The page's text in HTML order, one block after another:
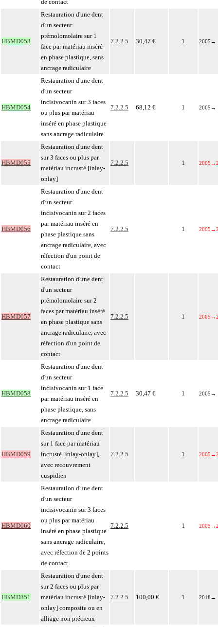
de contact
HBMD053
Restauration d'une dent
d'un secteur
prémolomolaire sur 1
face par matériau inséré
en phase plastique, sans
ancrage radiculaire
7.2.2.5 30,47 € 1 2005 →
HBMD054
Restauration d'une dent
d'un secteur
incisivocanin sur 3 faces
ou plus par matériau
inséré en phase plastique
sans ancrage radiculaire
7.2.2.5 68,12 € 1 2005 →
HBMD055
Restauration d'une dent
sur 3 faces ou plus par
matériau incrusté [inlay-
onlay]
7.2.2.5 1 2005 →
HBMD056
Restauration d'une dent
d'un secteur
incisivocanin sur 2 faces
par matériau inséré en
phase plastique sans
ancrage radiculaire, avec
réfection d'un point de
contact
7.2.2.5 1 2005 →
HBMD057
Restauration d'une dent
d'un secteur
prémolomolaire sur 2
faces par matériau inséré
en phase plastique sans
ancrage radiculaire, avec
réfection d'un point de
contact
7.2.2.5 1 2005 →
HBMD058
Restauration d'une dent
d'un secteur
incisivocanin sur 1 face
par matériau inséré en
phase plastique, sans
ancrage radiculaire
7.2.2.5 30,47 € 1 2005 →
HBMD059
Restauration d'une dent
sur 1 face par matériau
incrusté [inlay-onlay],
avec recouvrement
cuspidien
7.2.2.5 1 2005 →
HBMD060
Restauration d'une dent
d'un secteur
incisivocanin sur 3 faces
ou plus par matériau
inséré en phase plastique
sans ancrage radiculaire,
avec réfection de 2 points
de contact
7.2.2.5 1 2005 →
HBMD351
Restauration d'une dent
sur 2 faces ou plus par
matériau incrusté [inlay-
onlay] composite ou en
alliage non précieux
7.2.2.5 100,00 € 1 2018 →